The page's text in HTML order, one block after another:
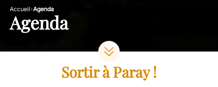
Accueil Agenda
Agenda
Sortir à Paray !